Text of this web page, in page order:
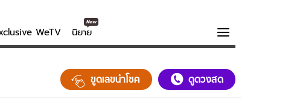
WeTV นิยาย
ความรู้รอบตัว
ฮาวทู
ขูดเลขนำโชค ดูดวงสด